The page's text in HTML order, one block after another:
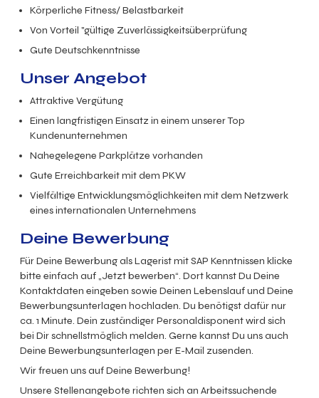
Körperliche Fitness/ Belastbarkeit
Von Vorteil "gültige Zuverlässigkeitsüberprüfung
Gute Deutschkenntnisse
Unser Angebot
Attraktive Vergütung
Einen langfristigen Einsatz in einem unserer Top
Kundenunternehmen
Nahegelegene Parkplätze vorhanden
Gute Erreichbarkeit mit dem PKW
Vielfältige Entwicklungsmöglichkeiten mit dem Netzwerk
eines internationalen Unternehmens
Deine Bewerbung
Für Deine Bewerbung als Lagerist mit SAP Kenntnissen klicke
bitte einfach auf „Jetzt bewerben“. Dort kannst Du Deine
Kontaktdaten eingeben sowie Deinen Lebenslauf und Deine
Bewerbungsunterlagen hochladen. Du benötigst dafür nur
ca. 1 Minute. Dein zuständiger Personaldisponent wird sich
bei Dir schnellstmöglich melden. Gerne kannst Du uns auch
Deine Bewerbungsunterlagen per E-Mail zusenden.
Wir freuen uns auf Deine Bewerbung!
Unsere Stellenangebote richten sich an Arbeitssuchende